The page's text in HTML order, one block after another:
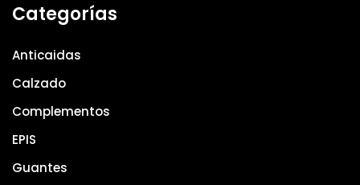
Categorías
Anticaidas
Calzado
Complementos
EPIS
Guantes